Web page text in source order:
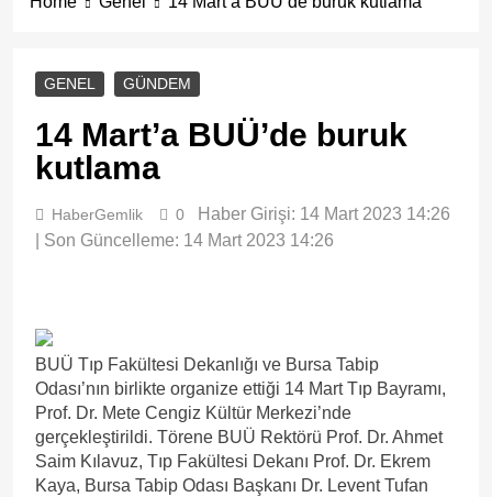
GENEL GÜNDEM
14 Mart’a BUÜ’de buruk
kutlama
HaberGemlik 0
Haber Girişi: 14 Mart 2023 14:26
| Son Güncelleme: 14 Mart 2023 14:26
BUÜ Tıp Fakültesi Dekanlığı ve Bursa Tabip
Odası’nın birlikte organize ettiği 14 Mart Tıp Bayramı,
Prof. Dr. Mete Cengiz Kültür Merkezi’nde
gerçekleştirildi. Törene BUÜ Rektörü Prof. Dr. Ahmet
Saim Kılavuz, Tıp Fakültesi Dekanı Prof. Dr. Ekrem
Kaya, Bursa Tabip Odası Başkanı Dr. Levent Tufan